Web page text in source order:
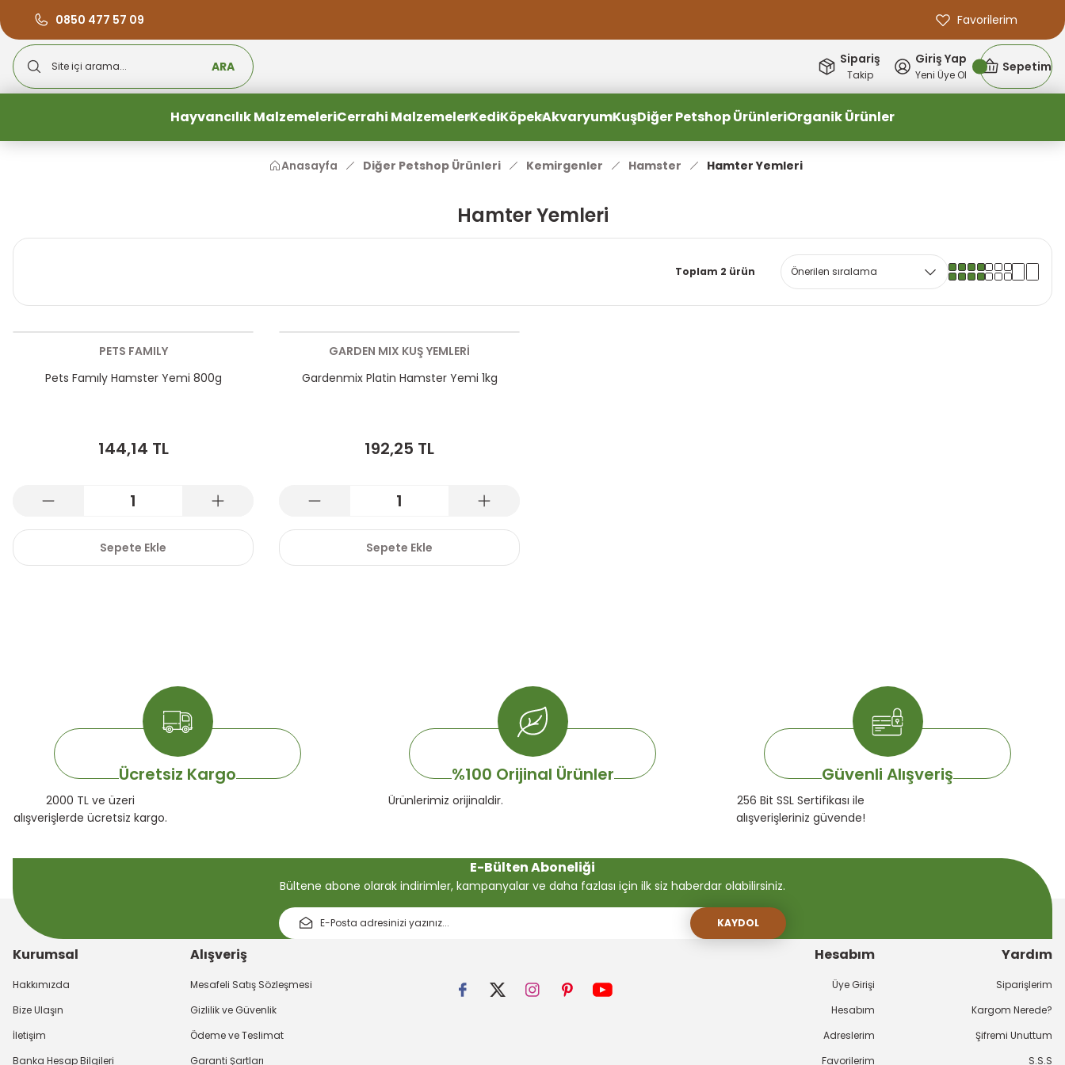
0850 477 57 09
2000 TL ve Üzeri Alışverişlerde Ücretsiz Kargo #3
Favorilerim
ARA Sipariş
Takip
Giriş Yap
Yeni Üye Ol
Sepetim
Hayvancılık MalzemeleriCerrahi MalzemelerKediKöpekAkvaryumKuşDiğer Petshop ÜrünleriOrganik Ürünler
Anasayfa Diğer Petshop Ürünleri Kemirgenler Hamster Hamter Yemleri
Hamter Yemleri
Toplam 2 ürün
PETS FAMILY
Pets Famıly Hamster Yemi 800g
144,14 TL
Sepete Ekle
GARDEN MIX KUŞ YEMLERİ
Gardenmix Platin Hamster Yemi 1kg
192,25 TL
Sepete Ekle
Ücretsiz Kargo
2000 TL ve üzeri
alışverişlerde ücretsiz kargo.
%100 Orijinal Ürünler
Ürünlerimiz orijinaldir.
Güvenli Alışveriş
256 Bit SSL Sertifikası ile
alışverişleriniz güvende!
E-Bülten Aboneliği
Bültene abone olarak indirimler, kampanyalar ve daha fazlası için ilk siz haberdar olabilirsiniz.
KAYDOL
Kurumsal
Hakkımızda
Bize Ulaşın
İletişim
Banka Hesap Bilgileri
Alışveriş
Mesafeli Satış Sözleşmesi
Gizlilik ve Güvenlik
Ödeme ve Teslimat
Garanti Şartları
Hesabım
Üye Girişi
Hesabım
Adreslerim
Favorilerim
Yardım
Siparişlerim
Kargom Nerede?
Şifremi Unuttum
S.S.S